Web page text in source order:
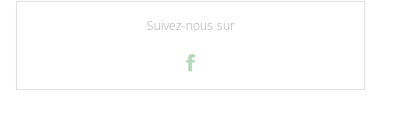
Suivez-nous sur